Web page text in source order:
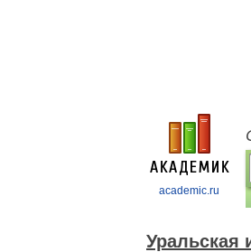
academic.ru
Уральская